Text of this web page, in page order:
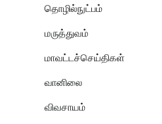
தொழில்நுட்பம்
மருத்துவம்
மாவட்டச்செய்திகள்
வானிலை
விவசாயம்